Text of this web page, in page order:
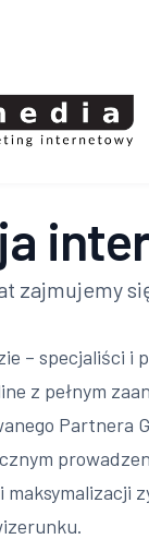
zajmujemy
– specjaliści i
z pełnym
Partnera